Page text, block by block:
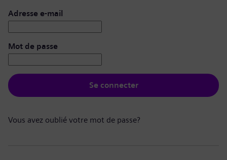
Se connecter : nom d’utilisateur et mot de passe
Adresse e-mail
Mot de passe
Se connecter
Vous avez oublié votre mot de passe?